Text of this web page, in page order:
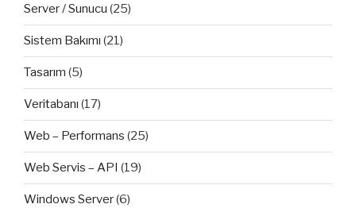
Server / Sunucu (25)
Sistem Bakımı (21)
Tasarım (5)
Veritabanı (17)
Web – Performans (25)
Web Servis – API (19)
Windows Server(6)